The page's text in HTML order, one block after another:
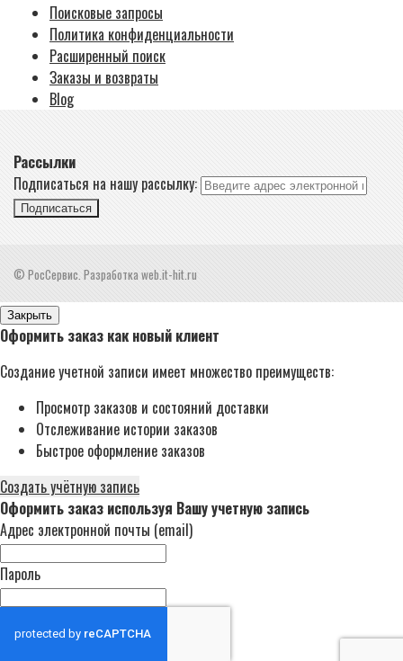
Поисковые запросы
Политика конфиденциальности
Расширенный поиск
Заказы и возвраты
Blog
Рассылки
Подписаться на нашу рассылку:
Подписаться
© РосСервис. Разработка web.it-hit.ru
Закрыть
Оформить заказ как новый клиент
Создание учетной записи имеет множество преимуществ:
Просмотр заказов и состояний доставки
Отслеживание истории заказов
Быстрое оформление заказов
Создать учётную запись
Оформить заказ используя Вашу учетную запись
Адрес электронной почты (email)
Пароль